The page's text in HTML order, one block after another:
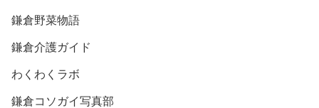
鎌倉野菜物語
鎌倉介護ガイド
わくわくラボ
鎌倉コソガイ写真部